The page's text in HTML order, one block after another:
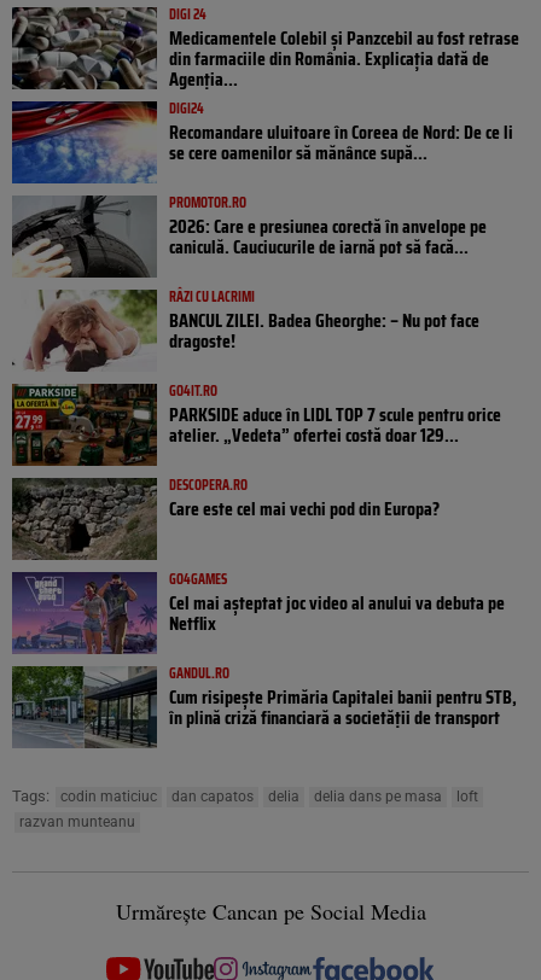
DIGI 24
Medicamentele Colebil și Panzcebil au fost retrase
din farmaciile din România. Explicația dată de
Agenția...
DIGI24
Recomandare uluitoare în Coreea de Nord: De ce li
se cere oamenilor să mănânce supă...
PROMOTOR.RO
2026: Care e presiunea corectă în anvelope pe
caniculă. Cauciucurile de iarnă pot să facă...
RÂZI CU LACRIMI
BANCUL ZILEI. Badea Gheorghe: – Nu pot face
dragoste!
GO4IT.RO
PARKSIDE aduce în LIDL TOP 7 scule pentru orice
atelier. „Vedeta” ofertei costă doar 129...
DESCOPERA.RO
Care este cel mai vechi pod din Europa?
GO4GAMES
Cel mai așteptat joc video al anului va debuta pe
Netflix
GANDUL.RO
Cum risipește Primăria Capitalei banii pentru STB,
în plină criză financiară a societății de transport
Tags: codin maticiuc dan capatos delia delia dans pe masa
loft
razvan munteanu
Urmărește Cancan pe Social Media